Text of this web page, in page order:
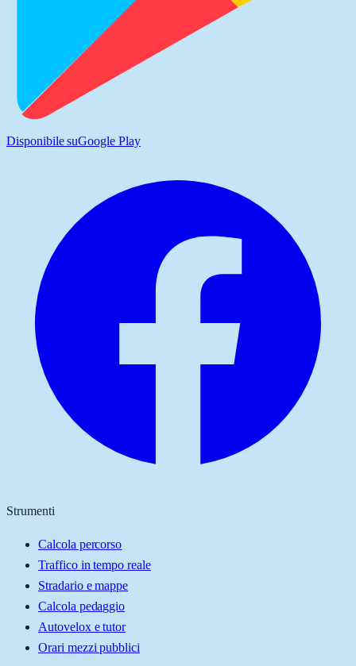
Disponibile suGoogle Play
Strumenti
Calcola percorso
Traffico in tempo reale
Stradario e mappe
Calcola pedaggio
Autovelox e tutor
Orari mezzi pubblici